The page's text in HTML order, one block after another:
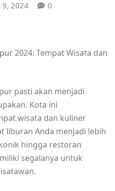
9, 2024 0
2024: Tempat Wisata dan
pasti akan menjadi
Kota ini
wisata dan kuliner
liburan Anda menjadi lebih
hingga restoran
segalanya untuk